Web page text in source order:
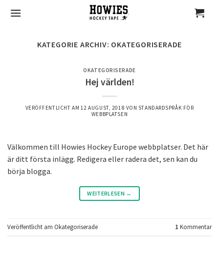
KATEGORIE ARCHIV: OKATEGORISERADE
OKATEGORISERADE
Hej världen!
VERÖFFENTLICHT AM 12 AUGUST, 2018 VON STANDARDSPRÅK FÖR
WEBBPLATSEN
Välkommen till Howies Hockey Europe webbplatser. Det här
är ditt första inlägg. Redigera eller radera det, sen kan du
börja blogga.
WEITERLESEN →
Veröffentlicht am Okategoriserade 1 Kommentar